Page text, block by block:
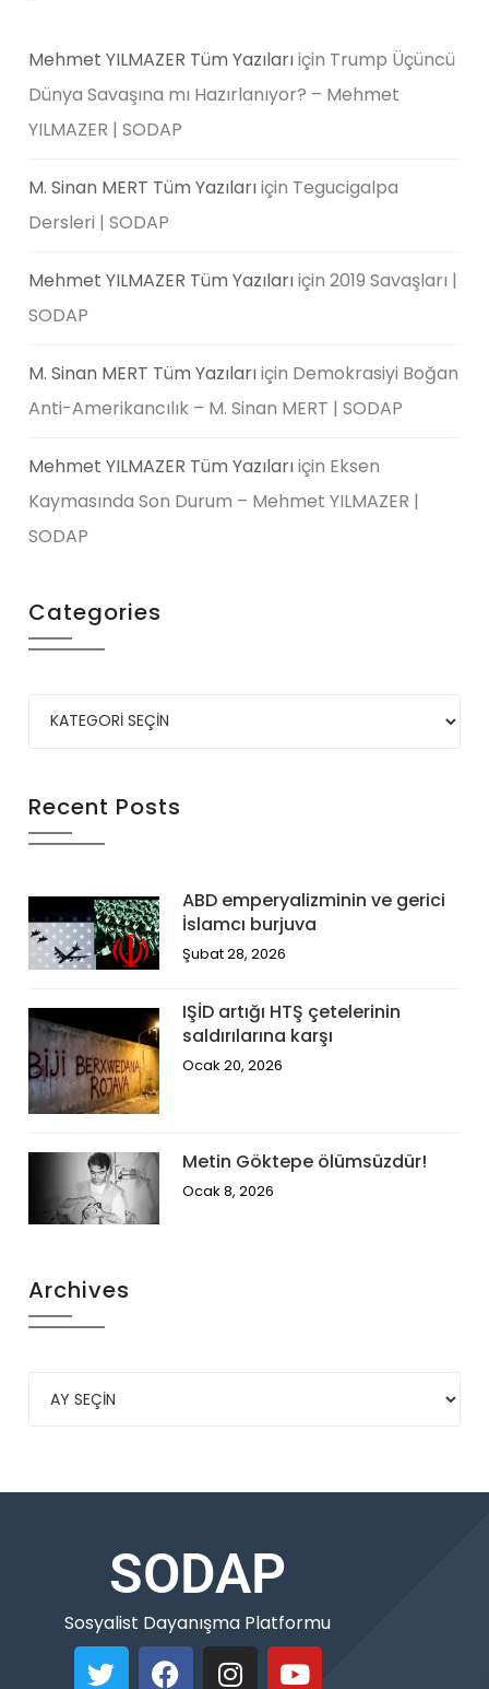
Mehmet YILMAZER Tüm Yazılarıiçin Trump Üçüncü
Dünya Savaşına mı Hazırlanıyor? – Mehmet
YILMAZER | SODAP
M. Sinan MERT Tüm Yazılarıiçin Tegucigalpa
Dersleri | SODAP
Mehmet YILMAZER Tüm Yazılarıiçin2019 Savaşları |
SODAP
M. Sinan MERT Tüm Yazılarıiçin Demokrasiyi Boğan
Anti-Amerikancılık – M. Sinan MERT | SODAP
Mehmet YILMAZER Tüm Yazılarıiçin Eksen
Kaymasında Son Durum – Mehmet YILMAZER |
SODAP
Categories
Recent Posts
ABD emperyalizminin ve gerici
İslamcı burjuva
Şubat 28, 2026
IŞİD artığı HTŞ çetelerinin
saldırılarına karşı
Ocak 20, 2026
Metin Göktepe ölümsüzdür!
Ocak 8, 2026
Archives
SODAP
Sosyalist Dayanışma Platformu